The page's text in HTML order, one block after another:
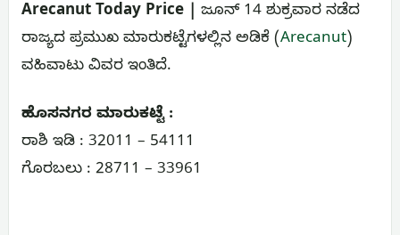
Arecanut Today Price |
ಜೂನ್ 14 ಶುಕ್ರವಾರ ನಡೆದ
ರಾಜ್ಯದ ಪ್ರಮುಖ ಮಾರುಕಟ್ಟೆಗಳಲ್ಲಿನ ಅಡಿಕೆ (Arecanut)
ವಹಿವಾಟು ವಿವರ ಇಂತಿದೆ.
ಹೊಸನಗರ ಮಾರುಕಟ್ಟೆ :
ರಾಶಿ ಇಡಿ : 32011 – 54111
ಗೊರಬಲು : 28711 – 33961